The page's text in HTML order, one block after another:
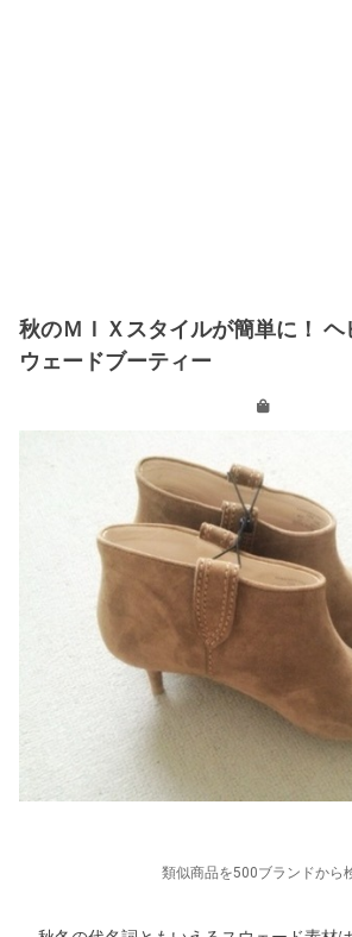
秋のＭＩＸスタイルが簡単に！ ヘ
ウェードブーティー
類似商品を500ブランドから